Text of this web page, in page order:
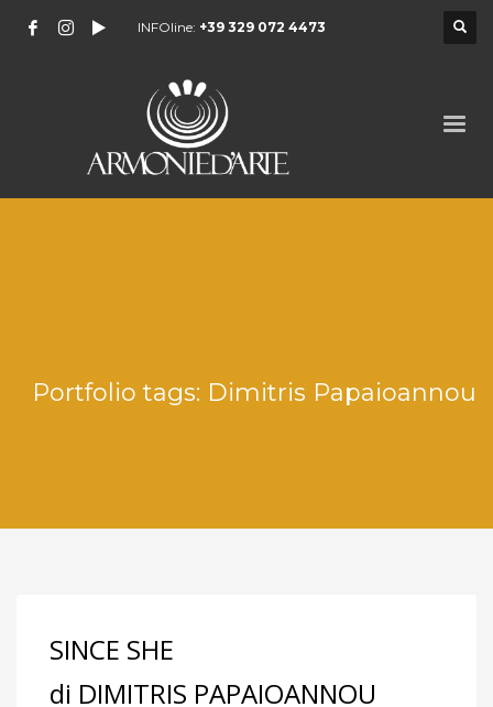
INFOline: +39 329 072 4473
Portfolio tags: Dimitris Papaioannou
SINCE SHE
di DIMITRIS PAPAIOANNOU